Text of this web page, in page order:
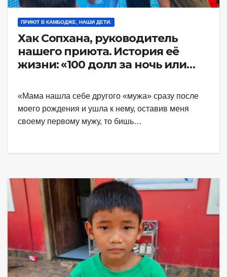
ПРИЮТ В КАМБОДЖЕ, НАШИ ДЕТИ.
Хак Сопхана, руководитель
нашего приюта. История её
жизни: «100 долл за ночь или
«Мама нашла себе другого «мужа» сразу после
моего рождения и ушла к нему, оставив меня
своему первому мужу, то бишь…